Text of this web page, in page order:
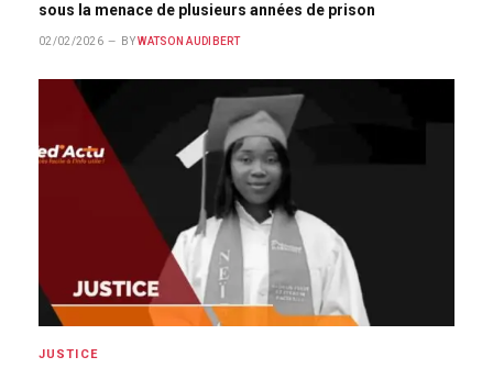
sous la menace de plusieurs années de prison
02/02/2026 BY WATSON AUDIBERT
JUSTICE